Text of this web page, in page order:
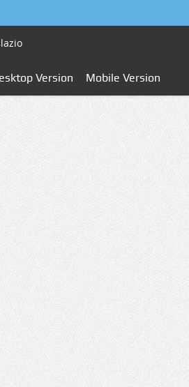
Version Mobile Version